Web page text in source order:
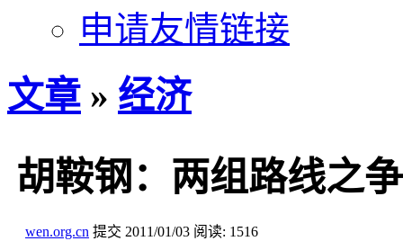
申请友情链接
文章 » 经济
胡鞍钢：两组路线之
wen.org.cn 提交 2011/01/03 阅读: 1516